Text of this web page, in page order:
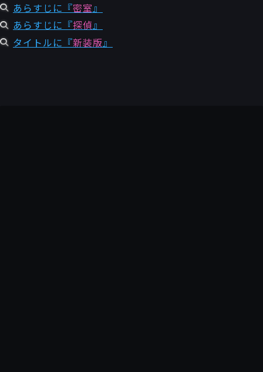
あらすじに『密室 』
あらすじに『探偵』
タイトルに『新装版』